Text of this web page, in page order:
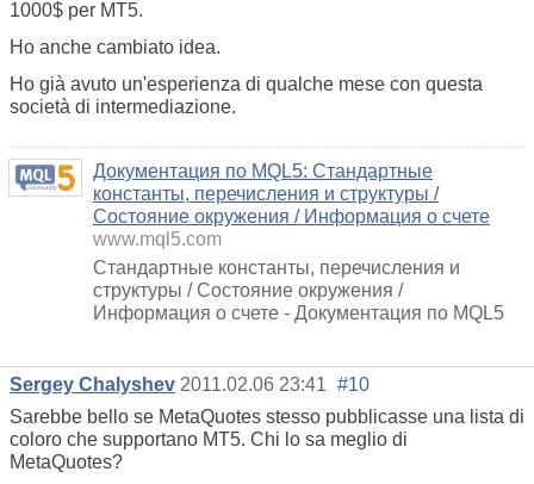
1000$ per MT5.
Ho anche cambiato idea.
Ho già avuto un'esperienza di qualche mese con questa
società di intermediazione.
Документация по MQL5: Стандартные
константы, перечисления и структуры /
Состояние окружения / Информация о счете
www.mql5.com
Стандартные константы, перечисления и
структуры / Состояние окружения /
Информация о счете - Документация по MQL5
Sergey Chalyshev 2011.02.06 23:41 #10
Sarebbe bello se MetaQuotes stesso pubblicasse una lista di
coloro che supportano MT5. Chi lo sa meglio di
MetaQuotes?